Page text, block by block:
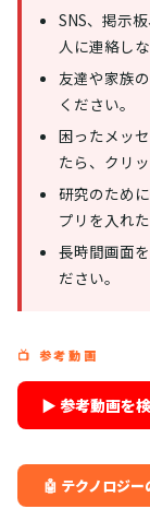
SNS、掲示
人に連絡し
友達や家族
ください。
困ったメッ
たら、クリ
研究のため
プリを入れ
長時間画面
ださい。
📺 参考動画
▶ 参考動画を
🤖 テクノロジ